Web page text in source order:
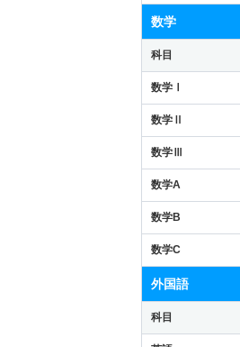
数学
科目
数学Ⅰ
数学Ⅱ
数学Ⅲ
数学A
数学B
数学C
外国語
科目